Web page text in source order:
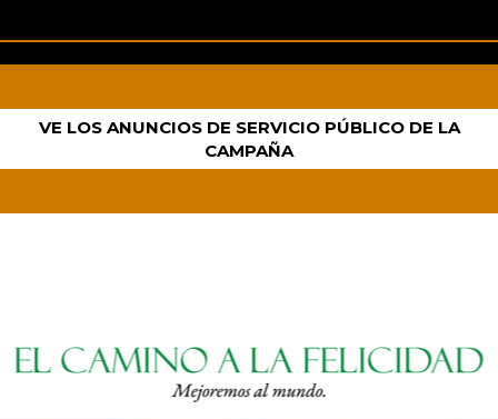
VE LOS ANUNCIOS DE SERVICIO PÚBLICO DE LA
CAMPAÑA